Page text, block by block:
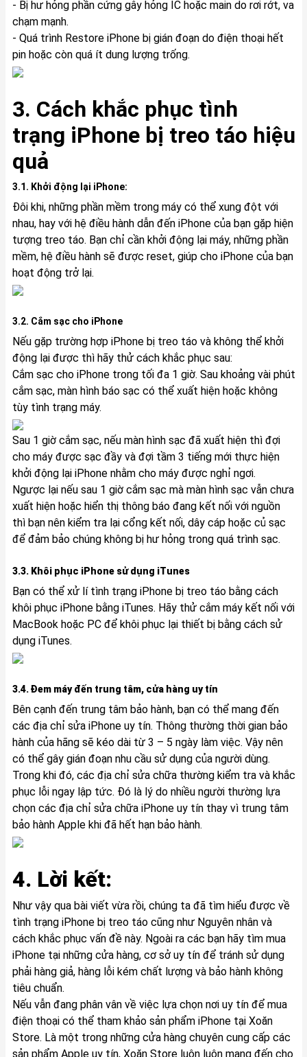
- Bị hư hỏng phần cứng gây hỏng IC hoặc main do rơi rớt, va
chạm mạnh.
- Quá trình Restore iPhone bị gián đoạn do điện thoại hết
pin hoặc còn quá ít dung lượng trống.
3. Cách khắc phục tình
trạng iPhone bị treo táo hiệu
quả
3.1. Khởi động lại iPhone:
Đôi khi, những phần mềm trong máy có thể xung đột với
nhau, hay với hệ điều hành dẫn đến iPhone của bạn gặp hiện
tượng treo táo. Bạn chỉ cần khởi động lại máy, những phần
mềm, hệ điều hành sẽ được reset, giúp cho iPhone của bạn
hoạt động trở lại.
3.2. Cắm sạc cho iPhone
Nếu gặp trường hợp iPhone bị treo táo và không thể khởi
động lại được thì hãy thử cách khắc phục sau:
Cắm sạc cho iPhone trong tối đa 1 giờ. Sau khoảng vài phút
cắm sạc, màn hình báo sạc có thể xuất hiện hoặc không
tùy tình trạng máy.
Sau 1 giờ cắm sạc, nếu màn hình sạc đã xuất hiện thì đợi
cho máy được sạc đầy và đợi tầm 3 tiếng mới thực hiện
khởi động lại iPhone nhằm cho máy được nghỉ ngơi.
Ngược lại nếu sau 1 giờ cắm sạc mà màn hình sạc vẫn chưa
xuất hiện hoặc hiển thị thông báo đang kết nối với nguồn
thì bạn nên kiểm tra lại cổng kết nối, dây cáp hoặc củ sạc
để đảm bảo chúng không bị hư hỏng trong quá trình sạc.
3.3. Khôi phục iPhone sử dụng iTunes
Bạn có thể xử lí tình trạng iPhone bị treo táo bằng cách
khôi phục iPhone bằng iTunes. Hãy thử cắm máy kết nối với
MacBook hoặc PC để khôi phục lại thiết bị bằng cách sử
dụng iTunes.
3.4. Đem máy đến trung tâm, cửa hàng uy tín
Bên cạnh đến trung tâm bảo hành, bạn có thể mang đến
các địa chỉ sửa iPhone uy tín. Thông thường thời gian bảo
hành của hãng sẽ kéo dài từ 3 – 5 ngày làm việc. Vậy nên
có thể gây gián đoạn nhu cầu sử dụng của người dùng.
Trong khi đó, các địa chỉ sửa chữa thường kiểm tra và khắc
phục lỗi ngay lập tức. Đó là lý do nhiều người thường lựa
chọn các địa chỉ sửa chữa iPhone uy tín thay vì trung tâm
bảo hành Apple khi đã hết hạn bảo hành.
4. Lời kết:
Như vậy qua bài viết vừa rồi, chúng ta đã tìm hiểu được về
tình trạng iPhone bị treo táo cũng như Nguyên nhân và
cách khắc phục vấn đề này. Ngoài ra các bạn hãy tìm mua
iPhone tại những cửa hàng, cơ sở uy tín để tránh sử dụng
phải hàng giả, hàng lỗi kém chất lượng và bảo hành không
tiêu chuẩn.
Nếu vẫn đang phân vân về việc lựa chọn nơi uy tín để mua
điện thoại có thể tham khảo sản phẩm iPhonetại Xoăn
Store. Là một trong những cửa hàng chuyên cung cấp các
sản phẩm Apple uy tín, Xoăn Store luôn luôn mang đến cho